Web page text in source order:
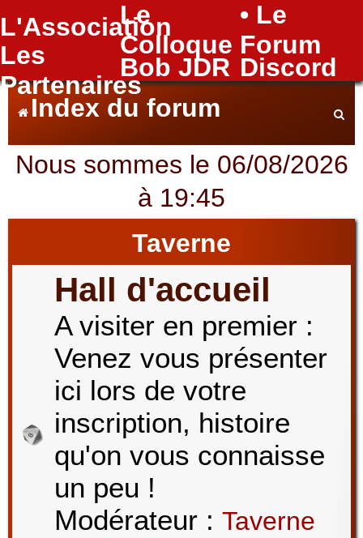
L'Association
Le
Colloque
• Le
Forum
Les
Partenaires
Bob JDR Discord
FAQ
Index du forum
e
Nous sommes le 06/08/2026
à 19:45
Taverne
Hall d'accueil
A visiter en premier :
Venez vous présenter
ici lors de votre
inscription, histoire
qu'on vous connaisse
un peu !
Modérateur : Taverne